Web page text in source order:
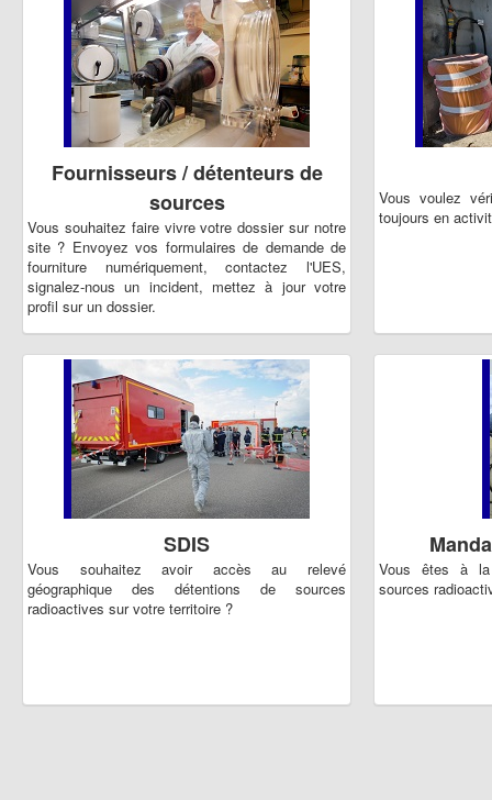
Fournisseurs / détenteurs de
sources
Vous souhaitez faire vivre votre dossier sur notre
site ? Envoyez vos formulaires de demande de
fourniture numériquement, contactez l'UES,
signalez-nous un incident, mettez à jour votre
profil sur un dossier.
Vous voulez
toujours en
SDIS
Vous souhaitez avoir accès au relevé
géographique des détentions de sources
radioactives sur votre territoire ?
Vous êtes à la
sources